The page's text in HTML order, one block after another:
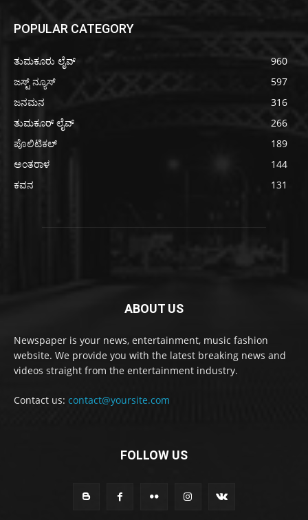
POPULAR CATEGORY
ತುಮಕೂರು ಲೈವ್
960
ಜಸ್ಟ್ ನ್ಯೂಸ್
597
ಜನಮನ
316
ತುಮಕೂರ್ ಲೈವ್
266
ಪೊಲಿಟಿಕಲ್
189
ಅಂತರಾಳ
144
ಕವನ
131
ABOUT US
Newspaper is your news, entertainment, music fashion
website. We provide you with the latest breaking news and
videos straight from the entertainment industry.
Contact us: contact@yoursite.com
FOLLOW US